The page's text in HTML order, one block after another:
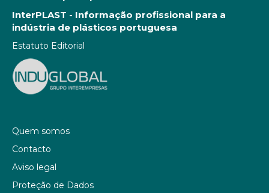
InterPLAST - Informação profissional para a
indústria de plásticos portuguesa
Estatuto Editorial
Quem somos
Contacto
Aviso legal
Proteção de Dados